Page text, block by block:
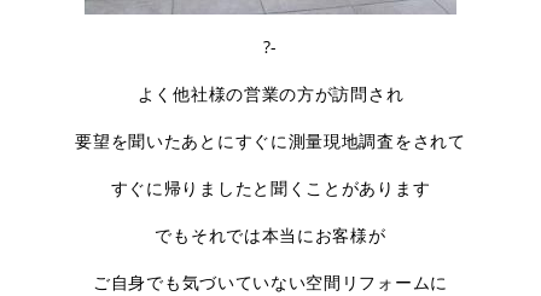
?-
よく他社様の営業の方が訪問され
要望を聞いたあとにすぐに測量現地調査をされて
すぐに帰りましたと聞くことがあります
でもそれでは本当にお客様が
ご自身でも気づいていない空間リフォームに